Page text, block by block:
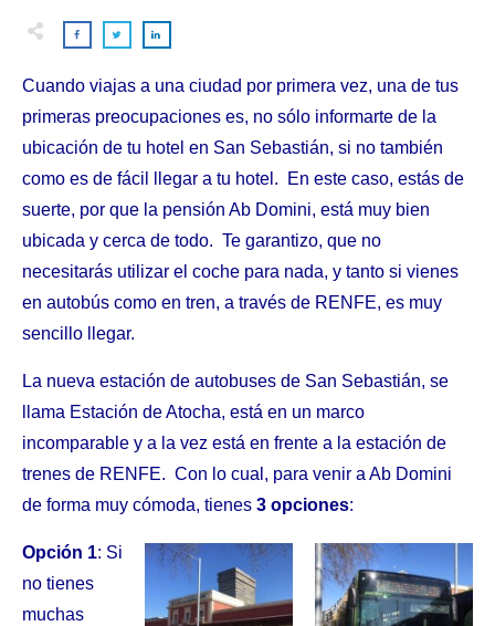
Cuando viajas a una ciudad por primera vez, una de tus
primeras preocupaciones es, no sólo informarte de la
ubicación de tu hotel en San Sebastián, si no también
como es de fácil llegar a tu hotel. En este caso, estás de
suerte, por que la pensión Ab Domini, está muy bien
ubicada y cerca de todo. Te garantizo, que no
necesitarás utilizar el coche para nada, y tanto si vienes
en autobús como en tren, a través de RENFE, es muy
sencillo llegar.
La nueva estación de autobuses de San Sebastián, se
llama Estación de Atocha, está en un marco
incomparable y a la vez está en frente a la estación de
trenes de RENFE. Con lo cual, para venir a Ab Domini
de forma muy cómoda, tienes 3 opciones:
Opción 1: Si
no tienes
muchas